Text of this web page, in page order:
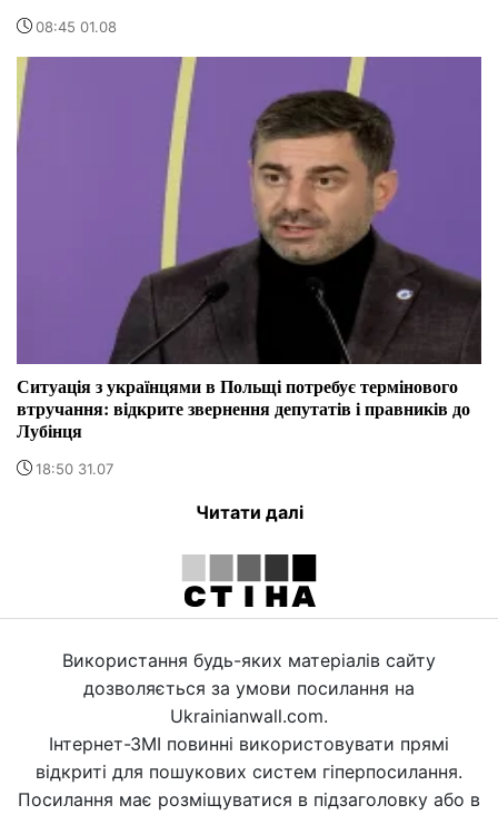
08:45 01.08
Ситуація з українцями в Польщі потребує термінового
втручання: відкрите звернення депутатів і правників до
Лубінця
18:50 31.07
Читати далі
Використання будь-яких матеріалів сайту
дозволяється за умови посилання на
Ukrainianwall.com.
Інтернет-ЗМІ повинні використовувати прямі
відкриті для пошукових систем гіперпосилання.
Посилання має розміщуватися в підзаголовку або в